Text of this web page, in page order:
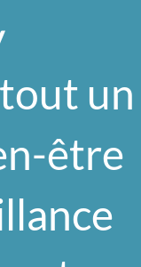
un
être